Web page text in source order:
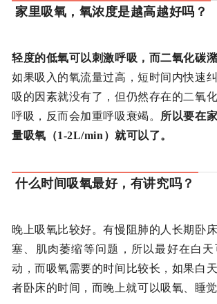
家里吸氧，氧浓度是越高越好吗？
轻度的低氧可以刺激呼吸，而二氧化碳
如果吸入的氧流量过高，短时间内快速
吸的因素就没有了，但仍然存在的二氧
呼吸，反而会加重呼吸衰竭。
所以要在
量吸氧（1-2L/min）就可以了。
什么时间吸氧最好，有讲究吗？
晚上吸氧比较好。有慢阻肺的人长期卧
塞、肌肉萎缩等问题，所以最好在白
动，而吸氧需要的时间比较长，如果白
者卧床的时间，而晚上就可以吸氧、睡觉